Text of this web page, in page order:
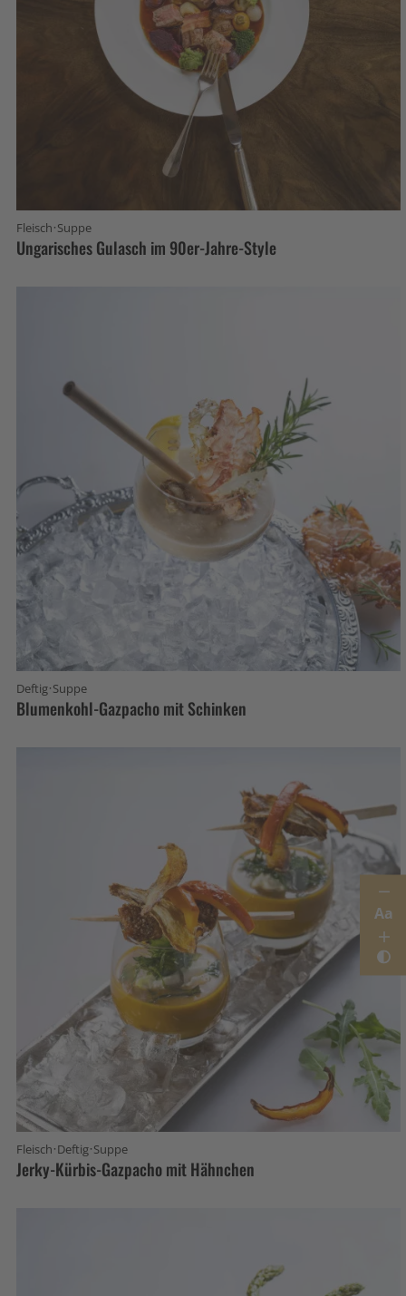
Aa
Fleisch·Suppe
Ungarisches Gulasch im 90er-Jahre-Style
Deftig·Suppe
Blumenkohl-Gazpacho mit Schinken
Fleisch·Deftig·Suppe
Jerky-Kürbis-Gazpacho mit Hähnchen